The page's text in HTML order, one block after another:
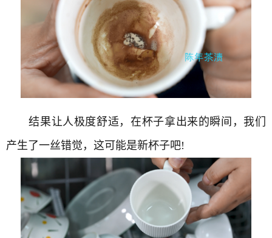
结果让人极度舒适，在杯子拿出来的瞬间，我们
产生了一丝错觉，这可能是新杯子吧!